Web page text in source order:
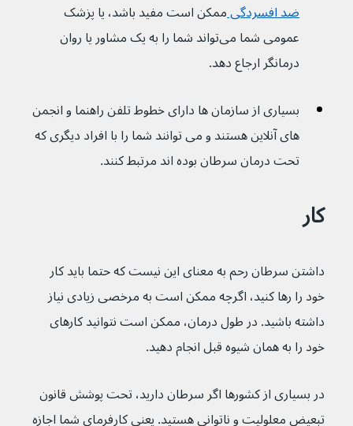
ضد افسردگی ممکن است مفید باشد، یا پزشک
عمومی شما می‌تواند شما را به یک مشاور یا روان
درمانگر ارجاع دهد.
بسیاری از سازمان ها دارای خطوط تلفن راهنما و انجمن
های آنلاین هستند و می توانند شما را با افراد دیگری که
تحت درمان سرطان بوده اند مرتبط کنند.
کار
داشتن سرطان رحم به معنای این نیست که حتما باید کار
خود را رها کنید، اگرچه ممکن است به مرخصی زیادی نیاز
داشته باشید. در طول درمان، ممکن است نتوانید کارهای
خود را به همان شیوه قبل انجام دهید.
در بسیاری از کشورها اگر سرطان دارید، تحت پوشش قانون
تبعیض معلولیت و ناتوانی هستید. یعنی کارفرمای شما اجازه